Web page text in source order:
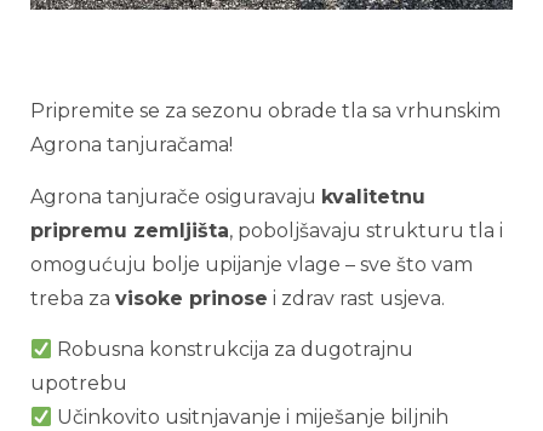
Pripremite se za sezonu obrade tla sa vrhunskim
Agrona tanjuračama!
Agrona tanjurače osiguravaju kvalitetnu
pripremu zemljišta, poboljšavaju strukturu tla i
omogućuju bolje upijanje vlage – sve što vam
treba za visoke prinose i zdrav rast usjeva.
Robusna konstrukcija za dugotrajnu
upotrebu
Učinkovito usitnjavanje i miješanje biljnih